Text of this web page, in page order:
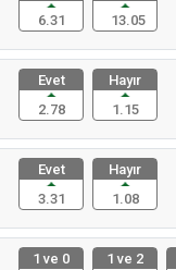
6.31
13.05
Evet
2.78
Hayır
1.15
Evet
3.31
Hayır
1.08
1 ve 0
1 ve 2